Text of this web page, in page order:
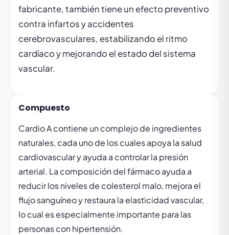
fabricante, también tiene un efecto preventivo
contra infartos y accidentes
cerebrovasculares, estabilizando el ritmo
cardíaco y mejorando el estado del sistema
vascular.
Compuesto
Cardio A contiene un complejo de ingredientes
naturales, cada uno de los cuales apoya la salud
cardiovascular y ayuda a controlar la presión
arterial. La composición del fármaco ayuda a
reducir los niveles de colesterol malo, mejora el
flujo sanguíneo y restaura la elasticidad vascular,
lo cual es especialmente importante para las
personas con hipertensión.